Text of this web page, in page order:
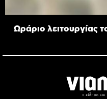
Ωράριο λειτουργίας